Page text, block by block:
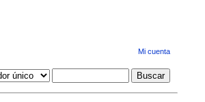
Mi cuenta